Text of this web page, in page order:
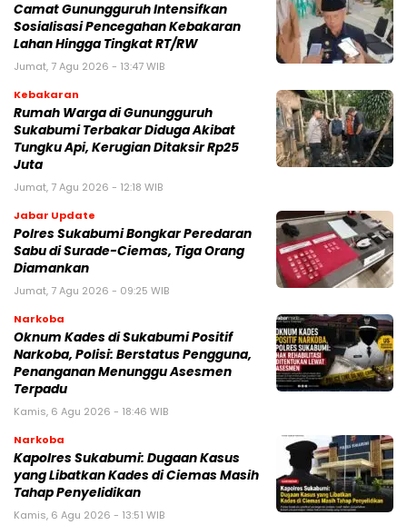
‎‎Camat Gunungguruh Intensifkan
Sosialisasi Pencegahan Kebakaran
Lahan Hingga Tingkat RT/RW‎
Jumat, 7 Agu 2026 - 13:47 WIB
Kebakaran
‎Rumah Warga di Gunungguruh
Sukabumi Terbakar Diduga Akibat
Tungku Api, Kerugian Ditaksir Rp25
Juta
Jumat, 7 Agu 2026 - 12:18 WIB
Jabar Update
Polres Sukabumi Bongkar Peredaran
Sabu di Surade-Ciemas, Tiga Orang
Diamankan
Jumat, 7 Agu 2026 - 09:25 WIB
Narkoba
Oknum Kades di Sukabumi Positif
Narkoba, Polisi: Berstatus Pengguna,
Penanganan Menunggu Asesmen
Terpadu
Kamis, 6 Agu 2026 - 18:46 WIB
Narkoba
Kapolres Sukabumi: Dugaan Kasus
yang Libatkan Kades di Ciemas Masih
Tahap Penyelidikan
Kamis, 6 Agu 2026 - 13:51 WIB